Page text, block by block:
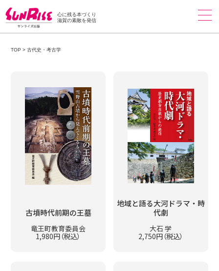
心に残る本づくり
滋賀の素敵を発信
TOP >古代史・考古学
古墳時代前期の王墓
竜王町教育委員会
1,980円（税込）
地域と語る大河ドラマ・時
代劇
大石 学
2,750円（税込）